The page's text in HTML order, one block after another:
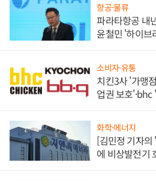
항공·물류
파라타항공 내
윤철민 '하이브
소비자·유통
치킨3사 '가맹
업권 보호'·bhc
화학·에너지
[김민정 기자의
에 비상발전기